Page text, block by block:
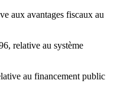
aux avantages fiscaux au
relative au système
au financement public